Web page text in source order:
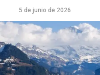
5 de junio de 2026